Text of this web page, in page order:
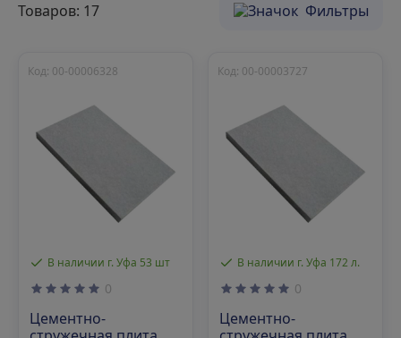
Товаров: 17 Фильтры
В наличии г. Уфа 53 шт
Код: 00-00006328
0
Цементно-
В наличии г. Уфа 172 л.
Код: 00-00003727
0
Цементно-